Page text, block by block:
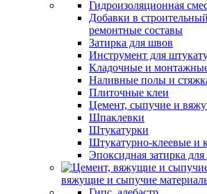
Гидроизоляционная
Добавки в
ремонтные составы
Затирка для швов
Инструмент для
Кладочные и
Наливные полы и
Плиточные клеи
Цемент, сыпучие и
Шпаклевки
Штукатурки
Штукатурно-клеевые и
Эпоксидная затирка
вяжущие и сыпучие